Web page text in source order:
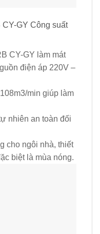
GY Công suất
CY-GY làm mát
điện áp 220V –
min giúp làm
nhiên an toàn đối
cho ngôi nhà, thiết
biệt là mùa nóng.